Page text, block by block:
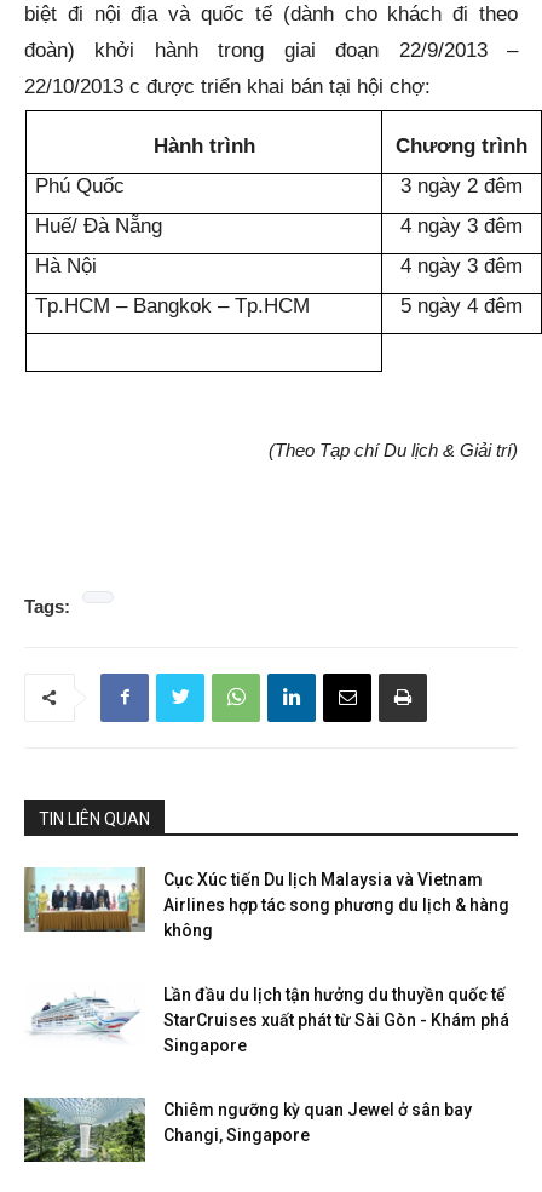
biệt đi nội địa và quốc tế (dành cho khách đi theo
đoàn) khởi hành trong giai đoạn 22/9/2013 –
22/10/2013 c được triển khai bán tại hội chợ:
Hành trình
Chương trình
Phú Quốc
3 ngày 2 đêm
Huế/ Đà Nẵng
4 ngày 3 đêm
Hà Nội
4 ngày 3 đêm
Tp.HCM – Bangkok – Tp.HCM
5 ngày 4 đêm
(Theo Tạp chí Du lịch & Giải trí)
Tags:
TIN LIÊN QUAN
Cục Xúc tiến Du lịch Malaysia và Vietnam
Airlines hợp tác song phương du lịch & hàng
không
Lần đầu du lịch tận hưởng du thuyền quốc tế
StarCruises xuất phát từ Sài Gòn - Khám phá
Singapore
Chiêm ngưỡng kỳ quan Jewel ở sân bay
Changi, Singapore